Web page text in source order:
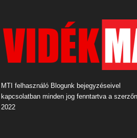
MTI felhasználó Blogunk bejegyzéseivel
kapcsolatban minden jog fenntartva a
2022